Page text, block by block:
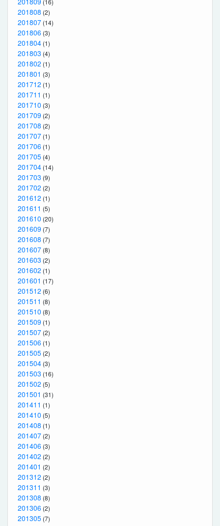
201808 (2)
201807 (14)
201806 (3)
201804 (1)
201803 (4)
201802 (1)
201801 (3)
201712 (1)
201711 (1)
201710 (3)
201709 (2)
201708 (2)
201707 (1)
201706 (1)
201705 (4)
201704 (14)
201703 (9)
201702 (2)
201612 (1)
201611 (5)
201610 (20)
201609 (7)
201608 (7)
201607 (8)
201603 (2)
201602 (1)
201601 (17)
201512 (6)
201511 (8)
201510 (8)
201509 (1)
201507 (2)
201506 (1)
201505 (2)
201504 (3)
201503 (16)
201502 (5)
201501 (31)
201411 (1)
201410 (5)
201408 (1)
201407 (2)
201406 (3)
201402 (2)
201401 (2)
201312 (2)
201311 (3)
201308 (8)
201306 (2)
201305 (7)